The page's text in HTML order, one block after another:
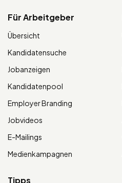
Für Arbeitgeber
Übersicht
Kandidatensuche
Jobanzeigen
Kandidatenpool
Employer Branding
Jobvideos
E-Mailings
Medienkampagnen
Tipps